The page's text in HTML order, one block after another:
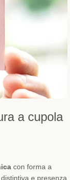
a cupola
con forma a
e presenza